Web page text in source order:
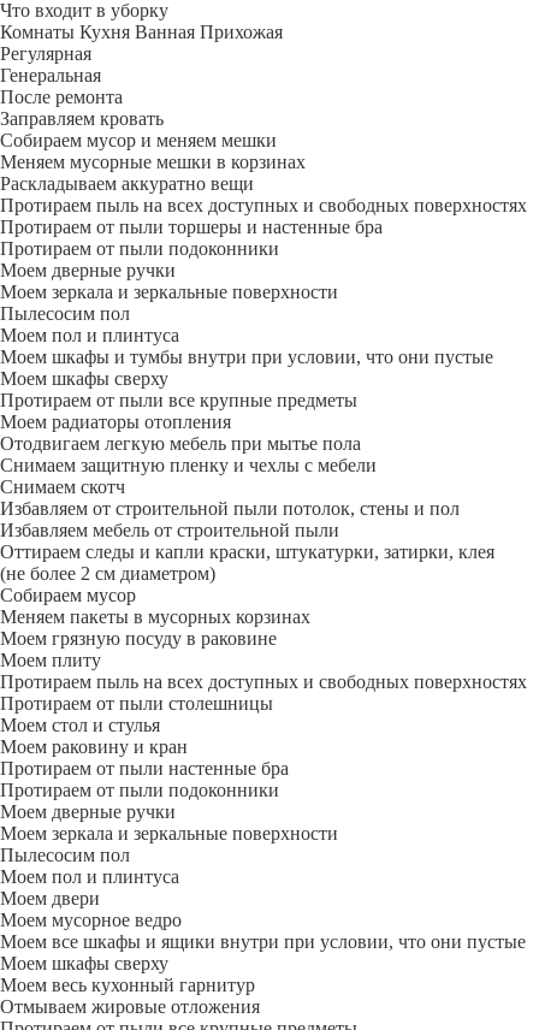
Что входит в уборку
Регу­лярная
Гене­ральная
После ремонта
Заправляем кровать
Собираем мусор и меняем мешки
Меняем мусорные мешки в корзинах
Раскладываем аккуратно вещи
Протираем пыль на всех доступных и свободных поверхностях
Протираем от пыли торшеры и настенные бра
Протираем от пыли подоконники
Моем дверные ручки
Моем зеркала и зеркальные поверхности
Пылесосим пол
Моем пол и плинтуса
Моем шкафы и тумбы внутри при условии, что они пустые
Моем шкафы сверху
Протираем от пыли все крупные предметы
Моем радиаторы отопления
Отодвигаем легкую мебель при мытье пола
Снимаем защитную пленку и чехлы с мебели
Снимаем скотч
Избавляем от строительной пыли потолок, стены и пол
Избавляем мебель от строительной пыли
Оттираем следы и капли краски, штукатурки, затирки, клея
(не более 2 см диаметром)
Собираем мусор
Меняем пакеты в мусорных корзинах
Моем грязную посуду в раковине
Моем плиту
Протираем пыль на всех доступных и свободных поверхностях
Протираем от пыли столешницы
Моем стол и стулья
Моем раковину и кран
Протираем от пыли настенные бра
Протираем от пыли подоконники
Моем дверные ручки
Моем зеркала и зеркальные поверхности
Пылесосим пол
Моем пол и плинтуса
Моем двери
Моем мусорное ведро
Моем все шкафы и ящики внутри при условии, что они пустые
Моем шкафы сверху
Моем весь кухонный гарнитур
Отмываем жировые отложения